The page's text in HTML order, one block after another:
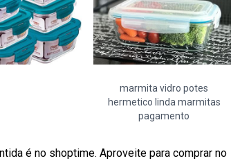
marmita vidro potes
hermetico linda marmitas
pagamento
é no shoptime. Aproveite para comprar no